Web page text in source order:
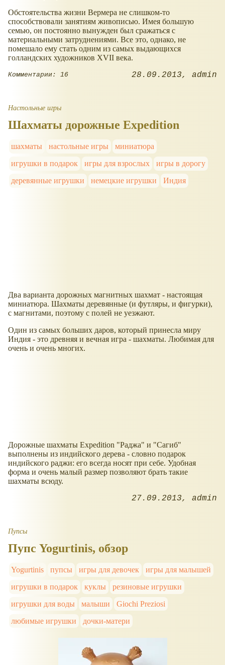
Обстоятельства жизни Вермера не слишком-то
способствовали занятиям живописью. Имея большую
семью, он постоянно вынужден был сражаться с
материальными затруднениями. Все это, однако, не
помешало ему стать одним из самых выдающихся
голландских художников XVII века.
Комментарии: 16 28.09.2013 admin
Настольные игры
Шахматы дорожные Expedition
шахматы настольные игры
миниатюра
игрушки в подарок
игры для взрослых
игры в дорогу
деревянные игрушки
немецкие игрушки Индия
Два варианта дорожных магнитных шахмат - настоящая
миниатюра. Шахматы деревянные (и футляры, и фигурки),
с магнитами, поэтому с полей не уезжают.
Один из самых больших даров, который принесла миру
Индия - это древняя и вечная игра - шахматы. Любимая для
очень и очень многих.
Дорожные шахматы Expedition "Раджа" и "Сагиб"
выполнены из индийского дерева - словно подарок
индийского раджи: его всегда носят при себе. Удобная
форма и очень малый размер позволяют брать такие
шахматы всюду.
27.09.2013 admin
Пупсы
Пупс Yogurtinis, обзор
Yogurtinis пупсы игры для девочек
игры для малышей
игрушки в подарок
куклы
резиновые игрушки
игрушки для воды
малыши
Giochi Preziosi
любимые игрушки
дочки-матери